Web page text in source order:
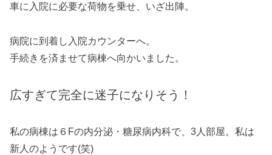
車に入院に必要な荷物を乗せ、いざ出陣。
病院に到着し入院カウンターへ。
手続きを済ませて病棟へ向かいました。
広すぎて完全に迷子になりそう！
私の病棟は６Fの内分泌・糖尿病内科で、3人部屋。私は
新人のようです(笑)